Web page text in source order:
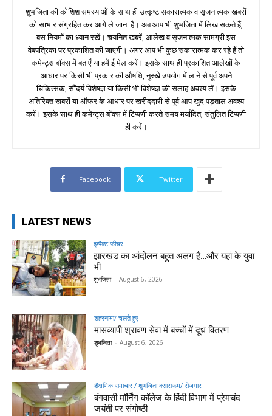
शुभजिता की कोशिश समस्याओं के साथ ही उत्कृष्ट सकारात्मक व सृजनात्मक खबरों
को साभार संग्रहित कर आगे ले जाना है। अब आप भी शुभजिता में लिख सकते हैं,
बस नियमों का ध्यान रखें। चयनित खबरें, आलेख व सृजनात्मक सामग्री इस
वेबपत्रिका पर प्रकाशित की जाएगी। अगर आप भी कुछ सकारात्मक कर रहे हैं तो
कमेन्ट्स बॉक्स में बताएँ या हमें ई मेल करें। इसके साथ ही प्रकाशित आलेखों के
आधार पर किसी भी प्रकार की औषधि, नुस्खे उपयोग में लाने से पूर्व अपने
चिकित्सक, सौंदर्य विशेषज्ञ या किसी भी विशेषज्ञ की सलाह अवश्य लें। इसके
अतिरिक्त खबरों या ऑफर के आधार पर खरीददारी से पूर्व आप खुद पड़ताल अवश्य
करें। इसके साथ ही कमेन्ट्स बॉक्स में टिप्पणी करते समय मर्यादित, संतुलित टिप्पणी
ही करें।
Facebook Twitter
LATEST NEWS
इम्पैक्ट फीचर
झारखंड का आंदोलन बहुत अलग है…और यहां के युवा
भी
शुभजिता - August 6, 2026
शहरनामा/ चलते हुए
मासव्यापी श्रावण सेवा में बच्चों में दूध वितरण
शुभजिता - August 6, 2026
शैक्षणिक समाचार / शुभजिता क्सासरूम/ रोजगार
बंगवासी मॉर्निंग कॉलेज के हिंदी विभाग में प्रेमचंद
जयंती पर संगोष्ठी